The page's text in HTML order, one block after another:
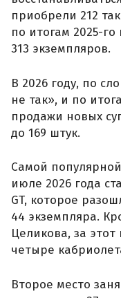
приобрели 212
по итогам 2025-го
313 экземпляров.
В 2026 году, по
не так», и по
продажи новых
до 169 штук.
Самой
июле 2026 года
GT, которое
44 экземпляра.
Целикова, за
четыре
Второе место